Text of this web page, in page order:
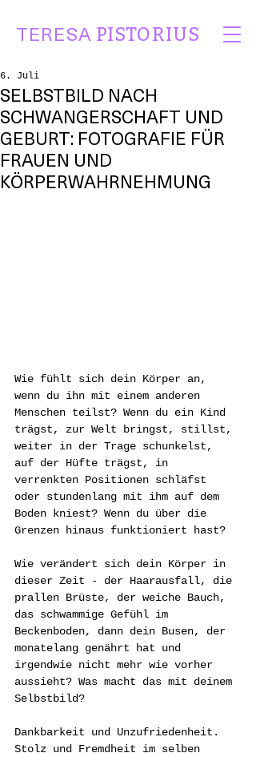
TERESA PISTORIUS
SELBSTBILD NACH
SCHWANGERSCHAFT UND
GEBURT: FOTOGRAFIE FÜR
FRAUEN UND
KÖRPERWAHRNEHMUNG
6. Juli
Wie fühlt sich dein Körper an,
wenn du ihn mit einem anderen
Menschen teilst? Wenn du ein Kind
trägst, zur Welt bringst, stillst,
weiter in der Trage schunkelst,
auf der Hüfte trägst, in
verrenkten Positionen schläfst
oder stundenlang mit ihm auf dem
Boden kniest? Wenn du über die
Grenzen hinaus funktioniert hast?
Wie verändert sich dein Körper in
dieser Zeit - der Haarausfall, die
prallen Brüste, der weiche Bauch,
das schwammige Gefühl im
Beckenboden, dann dein Busen, der
monatelang genährt hat und
irgendwie nicht mehr wie vorher
aussieht? Was macht das mit deinem
Selbstbild?
Dankbarkeit und Unzufriedenheit.
Stolz und Fremdheit im selben